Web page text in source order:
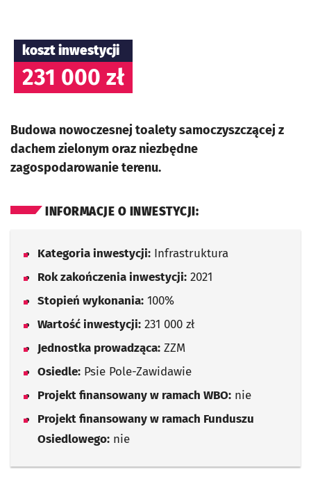
koszt inwestycji
231 000 zł
Budowa nowoczesnej toalety samoczyszczącej z
dachem zielonym oraz niezbędne
zagospodarowanie terenu.
INFORMACJE O INWESTYCJI:
Kategoria inwestycji: Infrastruktura
Rok zakończenia inwestycji: 2021
Stopień wykonania: 100%
Wartość inwestycji: 231 000 zł
Jednostka prowadząca: ZZM
Osiedle: Psie Pole-Zawidawie
Projekt finansowany w ramach WBO: nie
Projekt finansowany w ramach Funduszu
Osiedlowego: nie